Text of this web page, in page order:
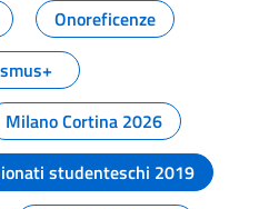
Onoreficenze
Milano Cortina 2026
studenteschi 2019